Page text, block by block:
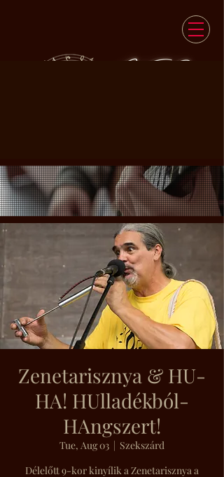
Zenetarisznya & HU-
HA! HUlladékból-
HAngszert!
Tue, Aug 03
  |
Szekszárd
Délelőtt 9-kor kinyílik a Zenetarisznya a